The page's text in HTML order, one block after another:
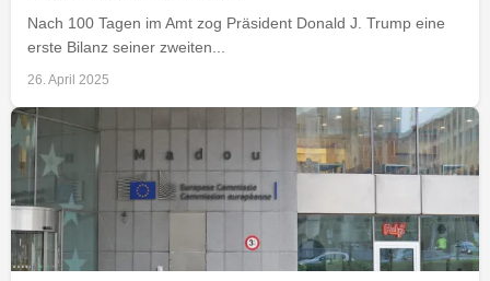
Nach 100 Tagen im Amt zog Präsident Donald J. Trump eine
erste Bilanz seiner zweiten...
26. April 2025